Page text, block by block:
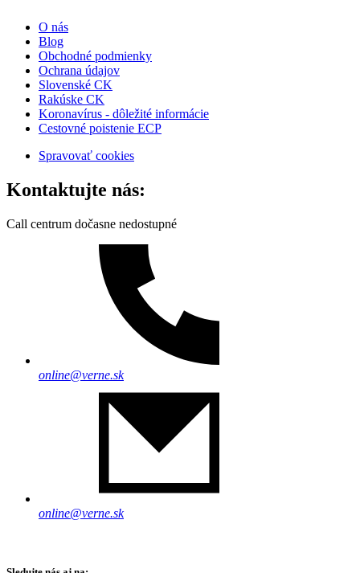
O nás
Blog
Obchodné podmienky
Ochrana údajov
Slovenské CK
Rakúske CK
Koronavírus - dôležité informácie
Cestovné poistenie ECP
Spravovať cookies
Kontaktujte nás:
Call centrum dočasne nedostupné
online@verne.sk
online@verne.sk